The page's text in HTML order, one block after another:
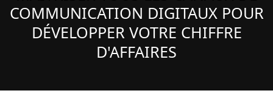
COMMUNICATION DIGITAUX POUR
DÉVELOPPER VOTRE CHIFFRE
D'AFFAIRES